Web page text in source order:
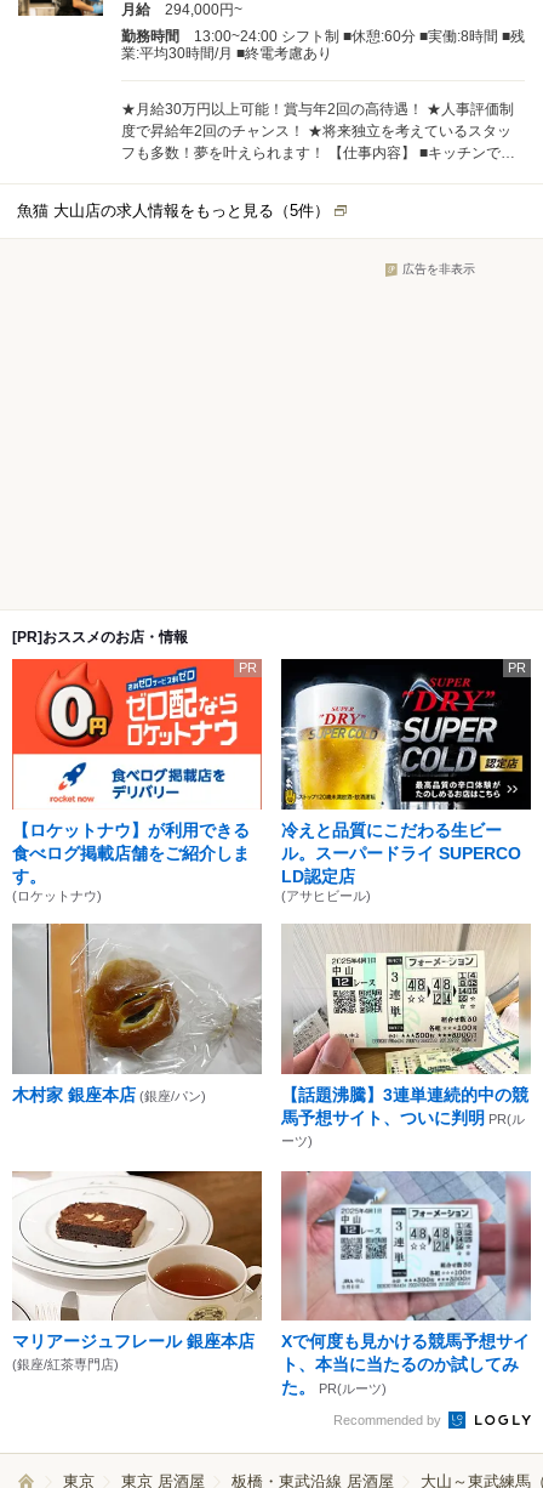
い。 「やきとん ひなた」について その日に仕入れた新鮮な
食材をリーズナブルに提供してます。 こだわりのお酒も厳
選。 心を込めた料理と笑顔溢れる接客で、 お客様に特別な時
間を届けます。 「ちゃんとおいしく、より安く」を 目指して
います。 2025年も事業を拡大していく予定です。 ＼未経験
の方も安心して始められます／ 仕事を円滑に進められるよう
マニュアルをご用意しています。 また丁寧にサポートします
ので安心してお仕事スタートできます！
月給
294,000円~
勤務時間
13:00~24:00 シフト制 ■休憩:60分 ■実働:8時間 ■残
業:平均30時間/月 ■終電考慮あり
★月給30万円以上可能！賞与年2回の高待遇！ ★人事評価制
度で昇給年2回のチャンス！ ★将来独立を考えているスタッ
フも多数！夢を叶えられます！ 【仕事内容】 ■キッチンでの
理、会計など幅広い業務がございます。 マニュアルや、スタ
ッフのフォローがあるので 安心してお仕事が始められます。
魚猫 大山店の求人情報をもっと見る（5件）
広告を非表示
[PR]おススメのお店・情報
PR
【ロケットナウ】が利用できる
食べログ掲載店舗をご紹介しま
す。
(ロケットナウ)
PR
冷えと品質にこだわる生ビー
ル。スーパードライ SUPERCO
LD認定店
(アサヒビール)
木村家 銀座本店 (銀座/パン)
【話題沸騰】3連単連続的中の競
馬予想サイト、ついに判明 PR(ル
ーツ)
マリアージュフレール 銀座本店
(銀座/紅茶専門店)
Xで何度も見かける競馬予想サイ
ト、本当に当たるのか試してみ
た。
PR(ルーツ)
Recommended by
東京 東京 居酒屋 板橋・東武沿線 居酒屋 大山～東武練馬